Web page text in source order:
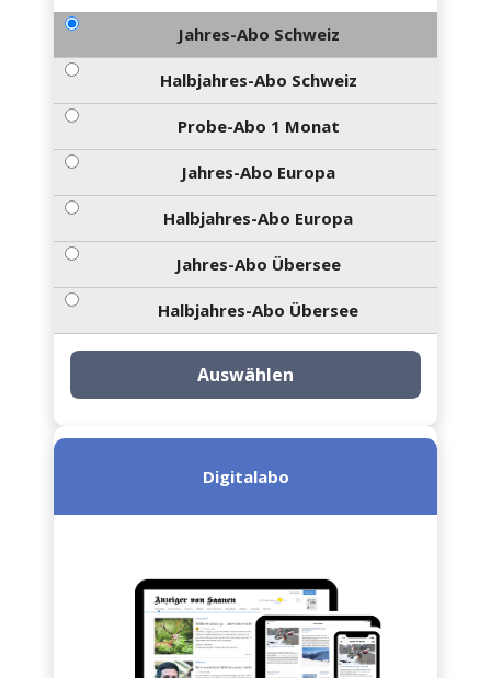
Jahres-Abo Schweiz
Halbjahres-Abo Schweiz
Probe-Abo 1 Monat
Jahres-Abo Europa
Halbjahres-Abo Europa
Jahres-Abo Übersee
Halbjahres-Abo Übersee
Auswählen
Digitalabo